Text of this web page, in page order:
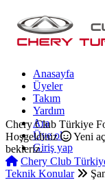
Anasayfa
Üyeler
Takım
Yardım
Ara
Üye ol
Giriş yap
Chery Club Türkiye
Hoşgeldiniz
Yeni
bekleriz.
Chery Club
Teknik Konular